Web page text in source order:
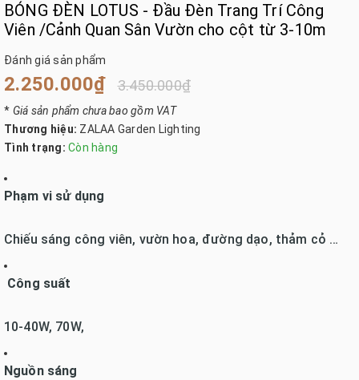
BÓNG ĐÈN LOTUS - Đầu Đèn Trang Trí Công
Viên /Cảnh Quan Sân Vườn cho cột từ 3-10m
Đánh giá sản phẩm
2.250.000₫ 3.450.000₫
* Giá sản phẩm chưa bao gồm VAT
Thương hiệu: ZALAA Garden Lighting
Tình trạng: Còn hàng
Phạm vi sử dụng
Chiếu sáng công viên, vườn hoa, đường dạo, thảm cỏ …
Công suất
10-40W, 70W,
Nguồn sáng